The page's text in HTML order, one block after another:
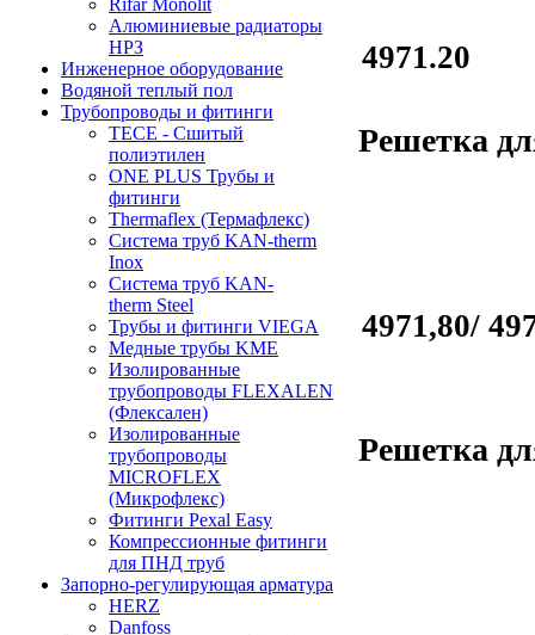
Rifar Monolit
Алюминиевые радиаторы
НРЗ
Инженерное оборудование
Водяной теплый пол
Трубопроводы и фитинги
ТЕСЕ - Сшитый
полиэтилен
ONE PLUS Трубы и
фитинги
Thermaflex (Термафлекс)
Система труб KAN-therm
Inox
Система труб KAN-
therm Steel
Трубы и фитинги VIEGA
Медные трубы KME
Изолированные
трубопроводы FLEXALEN
(Флексален)
Изолированные
трубопроводы
MICROFLEX
(Микрофлекс)
Фитинги Pexal Easy
Компрессионные фитинги
для ПНД труб
Запорно-регулирующая арматура
HERZ
Danfoss
4971.20
Решетка
4971,80/
Решетка